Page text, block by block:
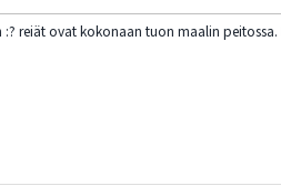
reiät ovat kokonaan tuon maalin